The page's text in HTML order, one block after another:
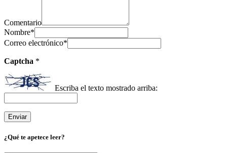
Comentario
Nombre*
Correo electrónico*
Captcha *
Escriba el texto mostrado arriba:
¿Qué te apetece leer?